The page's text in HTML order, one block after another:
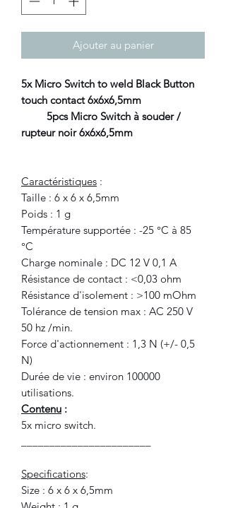
Ajouter au panier
5x Micro Switch to weld Black Button
touch contact 6x6x6,5mm
5pcs Micro Switch à souder /
rupteur noir 6x6x6,5mm
Caractéristiques :
Taille : 6 x 6 x 6,5mm
Poids : 1 g
Température supportée : -25 °C à 85
°C
Charge nominale : DC 12 V 0,1 A
Résistance de contact : <0,03 ohm
Résistance d'isolement : >100 mOhm
Tolérance de tension max : AC 250 V
50 hz /min.
Force d'actionnement : 1,3 N (+/- 0,5
N)
Durée de vie : environ 100000
utilisations.
Contenu :
5x micro switch.
Specifications:
Size : 6 x 6 x 6,5mm